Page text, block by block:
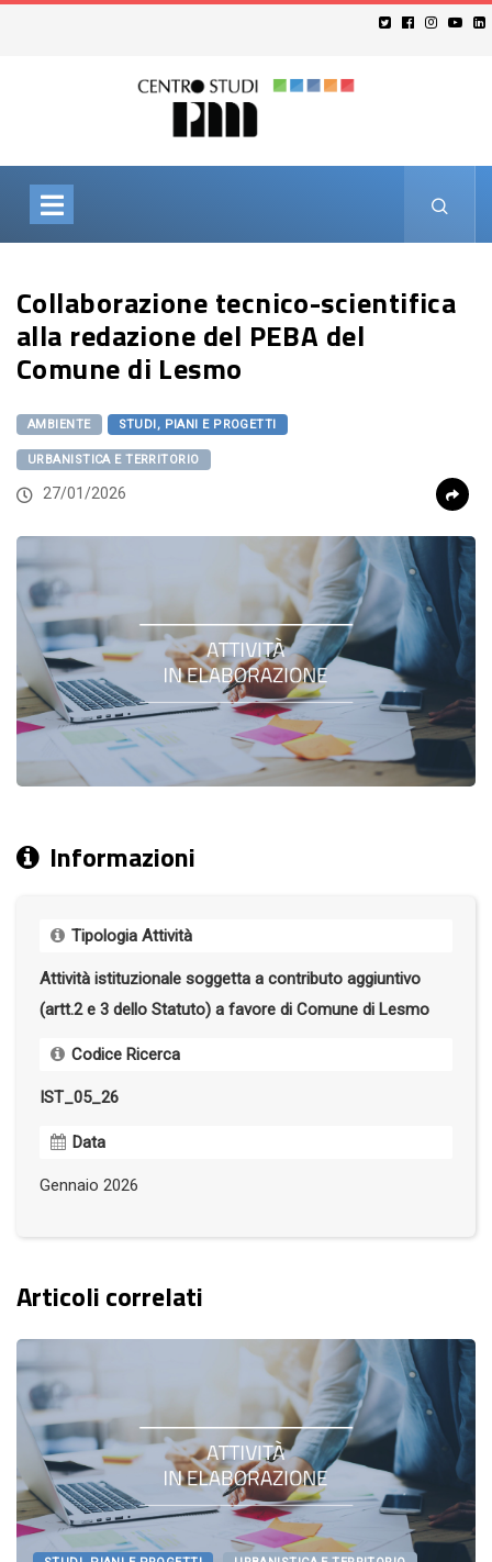
Collaborazione tecnico-scientifica
alla redazione del PEBA del
Comune di Lesmo
AMBIENTE STUDI, PIANI E PROGETTI
URBANISTICA E TERRITORIO
27/01/2026
Informazioni
Tipologia Attività
Attività istituzionale soggetta a contributo aggiuntivo
(artt.2 e 3 dello Statuto) a favore di Comune di Lesmo
Codice Ricerca
IST_05_26
Data
Gennaio 2026
Articoli correlati